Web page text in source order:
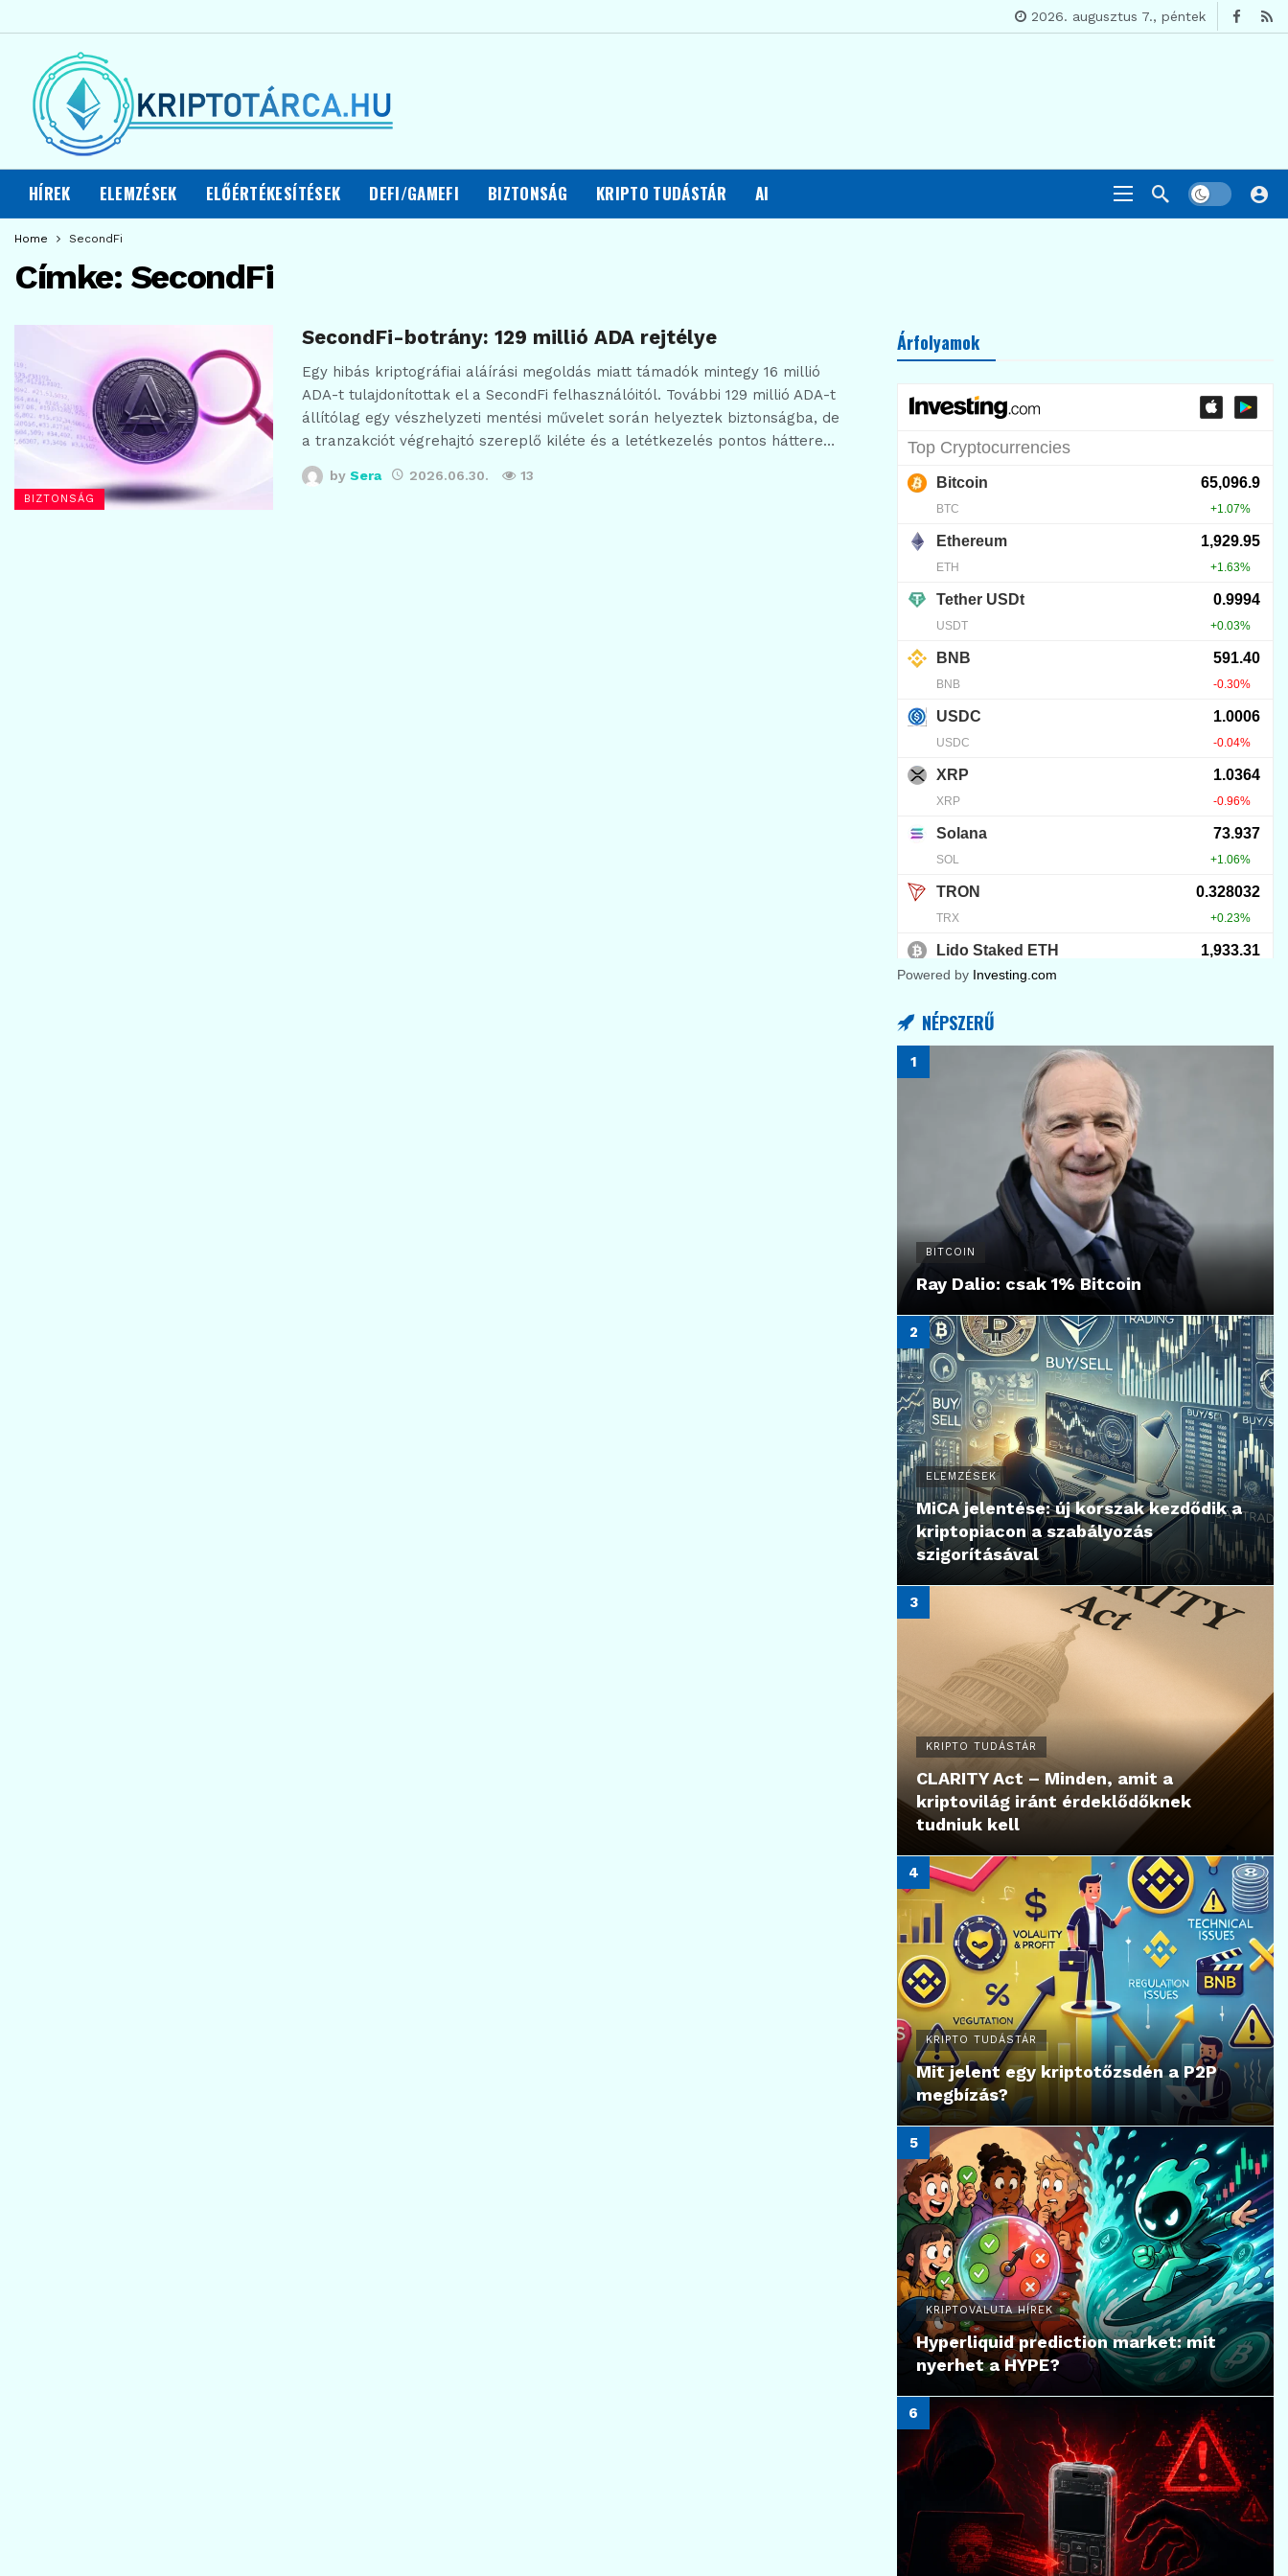
2026. augusztus 7., péntek
HÍREK ELEMZÉSEK ELŐÉRTÉKESÍTÉSEK DEFI/GAMEFI BIZTONSÁG KRIPTO TUDÁSTÁR AI
Home SecondFi
Címke: SecondFi
BIZTONSÁG
SecondFi-botrány: 129 millió ADA rejtélye
Egy hibás kriptográfiai aláírási megoldás miatt támadók mintegy 16 millió
ADA-t tulajdonítottak el a SecondFi felhasználóitól. További 129 millió ADA-t
állítólag egy vészhelyzeti mentési művelet során helyeztek biztonságba, de
a tranzakciót végrehajtó szereplő kiléte és a letétkezelés pontos háttere…
by Sera 2026.06.30. 13
Árfolyamok
Powered by Investing.com
NÉPSZERŰ
BITCOIN
Ray Dalio: csak 1% Bitcoin
ELEMZÉSEK
MiCA jelentése: új korszak kezdődik a
kriptopiacon a szabályozás
szigorításával
KRIPTO TUDÁSTÁR
CLARITY Act – Minden, amit a
kriptovilág iránt érdeklődőknek
tudniuk kell
KRIPTO TUDÁSTÁR
Mit jelent egy kriptotőzsdén a P2P
megbízás?
KRIPTOVALUTA HÍREK
Hyperliquid prediction market: mit
nyerhet a HYPE?